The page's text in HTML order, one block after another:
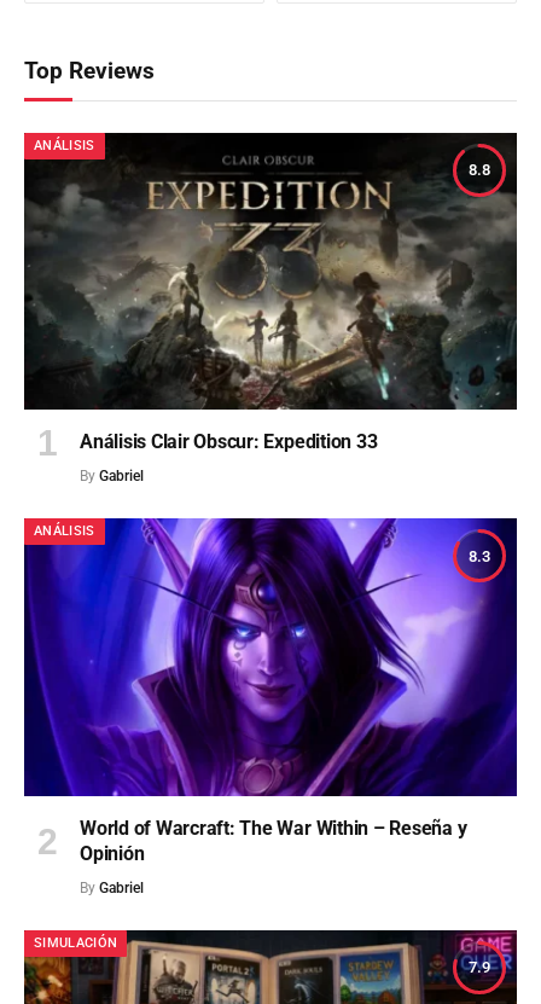
Top Reviews
8.8
ANÁLISIS
Análisis Clair Obscur: Expedition 33
By Gabriel
8.3
ANÁLISIS
World of Warcraft: The War Within – Reseña y
Opinión
By Gabriel
7.9
SIMULACIÓN